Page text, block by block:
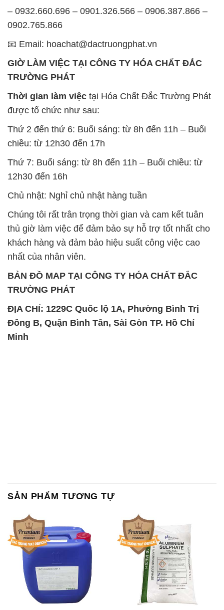
TRƯỜNG PHÁT
được tổ chức như sau:
Thứ 2 đến thứ 6: Buổi sáng: từ 8h đến 11h – Buổi
chiều: từ 12h30 đến 17h
Thứ 7: Buổi sáng: từ 8h đến 11h – Buổi chiều: từ
12h30 đến 16h
Chủ nhật: Nghỉ chủ nhật hàng tuần
thủ giờ làm việc để đảm bảo sự hỗ trợ tốt nhất cho
khách hàng và đảm bảo hiệu suất công việc cao
nhất của nhân viên.
BẢN ĐỒ MAP TẠI CÔNG TY HÓA CHẤT ĐẮC
TRƯỜNG PHÁT
ĐỊA CHỈ: 1229C Quốc lộ 1A, Phường Bình Trị
Đông B, Quận Bình Tân, Sài Gòn TP. Hồ Chí
Minh
Chất Bảo Quản CMIT Thái
Lan Thailand
Phèn Nhôm – Al2(SO4)3 17%
Ấn Độ India